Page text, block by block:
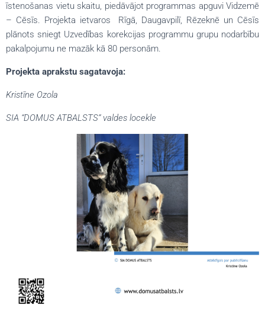
īstenošanas vietu skaitu, piedāvājot programmas apguvi Vidzemē
– Cēsīs. Projekta ietvaros Rīgā, Daugavpilī, Rēzeknē un Cēsīs
plānots sniegt Uzvedības korekcijas programmu grupu nodarbību
pakalpojumu ne mazāk kā 80 personām.
Projekta aprakstu sagatavoja:
Kristīne Ozola
SIA “DOMUS ATBALSTS” valdes locekle